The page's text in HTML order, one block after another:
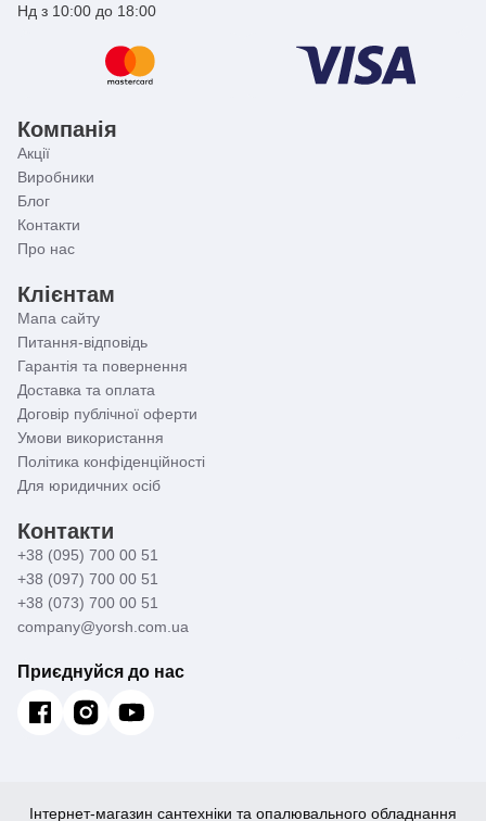
Нд з 10:00 до 18:00
Компанія
Акції
Виробники
Блог
Контакти
Про нас
Клієнтам
Мапа сайту
Питання-відповідь
Гарантія та повернення
Доставка та оплата
Договір публічної оферти
Умови використання
Політика конфіденційності
Для юридичних осіб
Контакти
+38 (095) 700 00 51
+38 (097) 700 00 51
+38 (073) 700 00 51
company@yorsh.com.ua
Приєднуйся до нас
Інтернет-магазин сантехніки та опалювального обладнання